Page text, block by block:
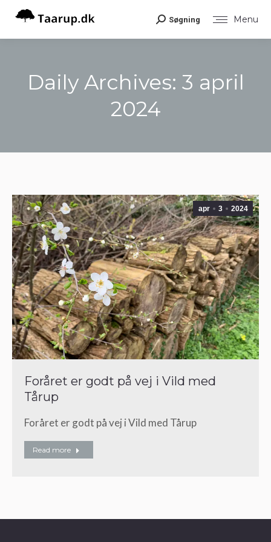
Menu
Search:
Søgning
Daily Archives: 3 april
2024
apr 3 2024
Foråret er godt på vej i Vild med
Tårup
Foråret er godt på vej i Vild med Tårup
Read more